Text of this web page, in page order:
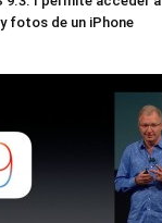
fotos de un iPhone